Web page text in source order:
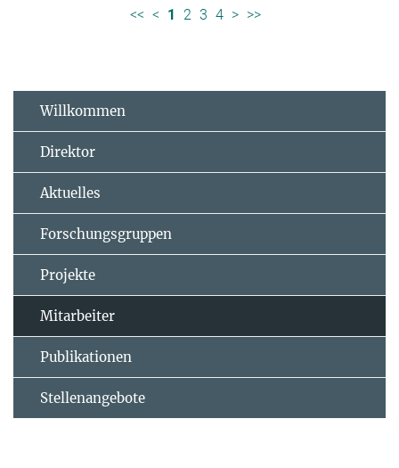
<< < 1 2 3 4 > >>
Willkommen
Direktor
Aktuelles
Forschungsgruppen
Projekte
Mitarbeiter
Publikationen
Stellenangebote